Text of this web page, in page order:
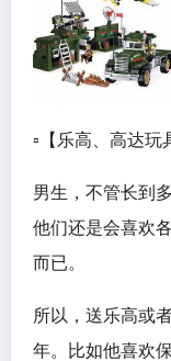
▫️【乐高、高达玩
男生，不管长到
他们还是会喜欢
而已。
所以，送乐高或
年。比如他喜欢